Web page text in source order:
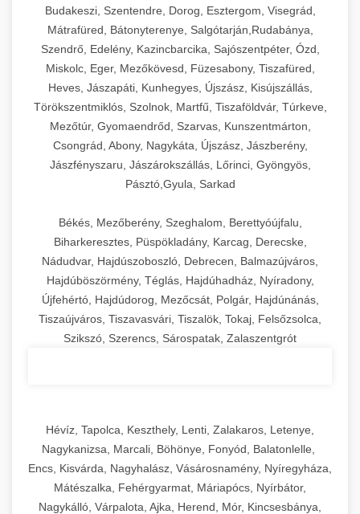
Budakeszi, Szentendre, Dorog, Esztergom, Visegrád,
Mátrafüred, Bátonyterenye, Salgótarján,Rudabánya,
Szendrő, Edelény, Kazincbarcika, Sajószentpéter, Ózd,
Miskolc, Eger, Mezőkövesd, Füzesabony, Tiszafüred,
Heves, Jászapáti, Kunhegyes, Újszász, Kisújszállás,
Törökszentmiklós, Szolnok, Martfű, Tiszaföldvár, Túrkeve,
Mezőtúr, Gyomaendrőd, Szarvas, Kunszentmárton,
Csongrád, Abony, Nagykáta, Újszász, Jászberény,
Jászfényszaru, Jászárokszállás, Lőrinci, Gyöngyös,
Pásztó,Gyula, Sarkad
Békés, Mezőberény, Szeghalom, Berettyóújfalu,
Biharkeresztes, Püspökladány, Karcag, Derecske,
Nádudvar, Hajdúszoboszló, Debrecen, Balmazújváros,
Hajdúböszörmény, Téglás, Hajdúhadház, Nyíradony,
Újfehértó, Hajdúdorog, Mezőcsát, Polgár, Hajdúnánás,
Tiszaújváros, Tiszavasvári, Tiszalök, Tokaj, Felsőzsolca,
Szikszó, Szerencs, Sárospatak, Zalaszentgrót
Hévíz, Tapolca, Keszthely, Lenti, Zalakaros, Letenye,
Nagykanizsa, Marcali, Böhönye, Fonyód, Balatonlelle,
Encs, Kisvárda, Nagyhalász, Vásárosnamény, Nyíregyháza,
Mátészalka, Fehérgyarmat, Máriapócs, Nyírbátor,
Nagykálló, Várpalota, Ajka, Herend, Mór, Kincsesbánya,